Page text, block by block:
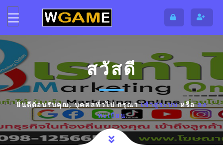
สวัสดี
ยินดีต้อนรับคุณ,บุคคลทั่วไปกรุณาเข้าสู่ระบบหรือลง
ทะเบียน